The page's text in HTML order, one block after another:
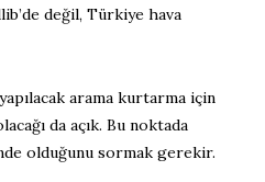
değil, Türkiye hava
arama kurtarma için
da açık. Bu noktada
olduğunu sormak gerekir.